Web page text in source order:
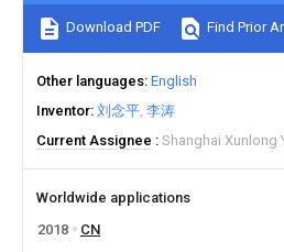
Download PDF Find Prior
Other languages English
Inventor 刘念平 李涛
Current Assignee
Shanghai Xunlong
Worldwide applications
2018
CN